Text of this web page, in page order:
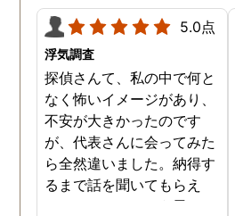
5.0点
浮気調査
探偵さんて、私の中で何と
なく怖いイメージがあり、
不安が大きかったのです
が、代表さんに会ってみた
ら全然違いました。納得す
るまで話を聞いてもらえ
て、ここならという思いで